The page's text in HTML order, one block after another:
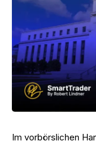
Im vorbörslichen